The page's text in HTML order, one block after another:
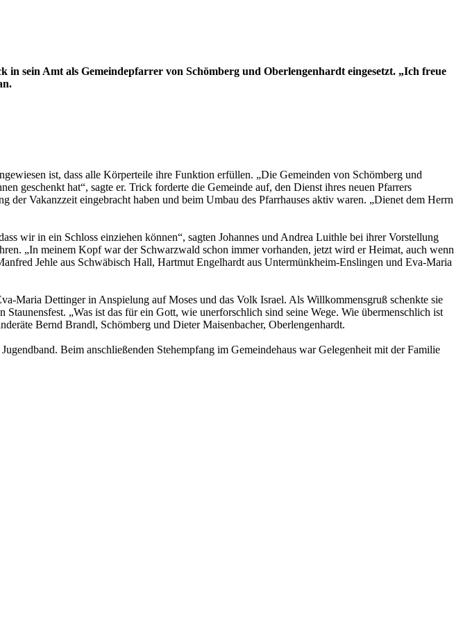
sein Amt als Gemeindepfarrer von Schömberg und Oberlengenhardt eingesetzt. „Ich freue
ist, dass alle Körperteile ihre Funktion erfüllen. „Die Gemeinden von Schömberg und
geschenkt hat“, sagte er. Trick forderte die Gemeinde auf, den Dienst ihres neuen Pfarrers
Vakanzzeit eingebracht haben und beim Umbau des Pfarrhauses aktiv waren. „Dienet dem Herrn
wir in ein Schloss einziehen können“, sagten Johannes und Andrea Luithle bei ihrer Vorstellung
„In meinem Kopf war der Schwarzwald schon immer vorhanden, jetzt wird er Heimat, auch wenn
Jehle aus Schwäbisch Hall, Hartmut Engelhardt aus Untermünkheim-Enslingen und Eva-Maria
Maria Dettinger in Anspielung auf Moses und das Volk Israel. Als Willkommensgruß schenkte sie
„Was ist das für ein Gott, wie unerforschlich sind seine Wege. Wie übermenschlich ist
Bernd Brandl, Schömberg und Dieter Maisenbacher, Oberlengenhardt.
Beim anschließenden Stehempfang im Gemeindehaus war Gelegenheit mit der Familie